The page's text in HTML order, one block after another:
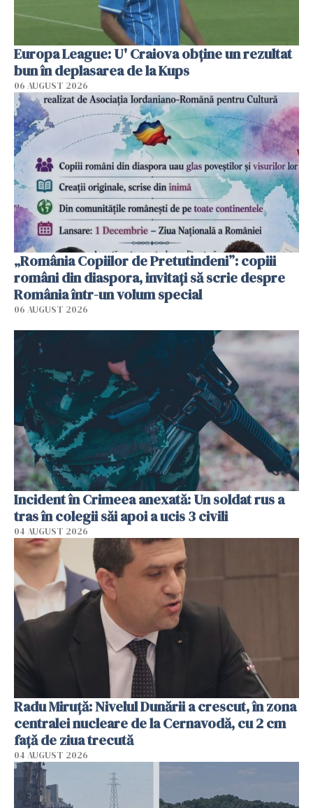
Europa League: U' Craiova obține un rezultat
bun în deplasarea de la Kups
06 AUGUST 2026
„România Copiilor de Pretutindeni”: copiii
români din diaspora, invitați să scrie despre
România într-un volum special
06 AUGUST 2026
Incident în Crimeea anexată: Un soldat rus a
tras în colegii săi apoi a ucis 3 civili
04 AUGUST 2026
Radu Miruţă: Nivelul Dunării a crescut, în zona
centralei nucleare de la Cernavodă, cu 2 cm
faţă de ziua trecută
04 AUGUST 2026